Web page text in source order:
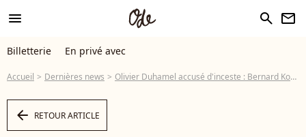
menu search newsletter
Billetterie En privé avec
Accueil Dernières news Olivier Duhamel accusé d'inceste : Bernard Kouchner voulait lui "péter la gueule"
arrow_left RETOUR ARTICLE